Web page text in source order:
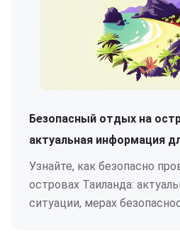
Безопасный отдых на
актуальная информация
Узнайте, как безопасно
островах Таиланда:
ситуации, мерах